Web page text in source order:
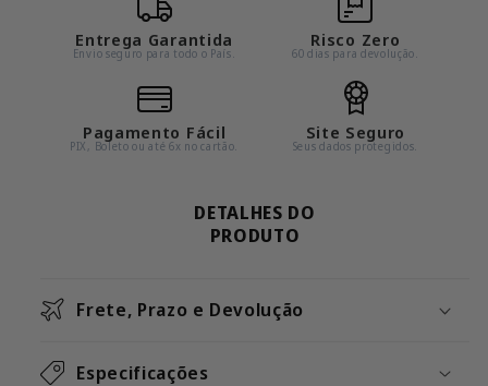
Miniatura
Spray
de
–
Miniatura
com
Spray
de
Entrega Garantida
Envio seguro para todo o País.
Risco Zero
60 dias para devolução.
Pagamento Fácil
PIX, Boleto ou até 6x no cartão.
Site Seguro
Seus dados protegidos.
DETALHES DO
PRODUTO
Frete, Prazo e Devolução
Especificações